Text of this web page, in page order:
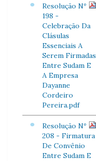
Resolução Nº
198 -
Celebração Da
Clásulas
Essenciais A
Serem Firmadas
Entre Sudam E
A Empresa
Dayanne
Cordeiro
Pereira.pdf
Resolução Nº
208 - Firmatura
De Convênio
Entre Sudam E